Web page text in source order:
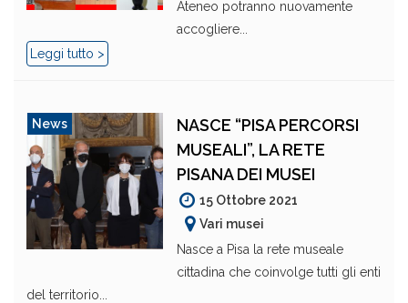
Ateneo potranno nuovamente
accogliere...
Leggi tutto >
News
NASCE “PISA PERCORSI
MUSEALI”, LA RETE
PISANA DEI MUSEI
15 Ottobre 2021
Vari musei
Nasce a Pisa la rete museale
cittadina che coinvolge tutti gli enti
del territorio...